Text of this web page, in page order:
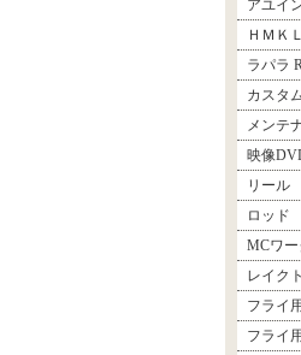
アユイ
ＨＭＫ
ラパラ
カスタ
メンテ
映像
リール
ロッド
MCワ
レイク
フライ
フライ